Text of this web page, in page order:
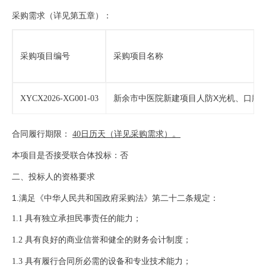
采购需求 （详见第五章） ：
采购项目 编号 采购项目 名称
XYCX2026-XG001-03 新余市中医院新建项目人防X光机、口腔
合同履行期限： 40日历天（详见采购需求）。
本项目 是否接受联合体投标： 否
二、 投标人 的资格要求
1.满足《中华人民共和国政府采购法》第二十二条规定：
1.1 具有独立承担民事责任的能力；
1.2 具有良好的商业信誉和健全的财务会计制度；
1.3 具有履行合同所必需的设备和专业技术能力；